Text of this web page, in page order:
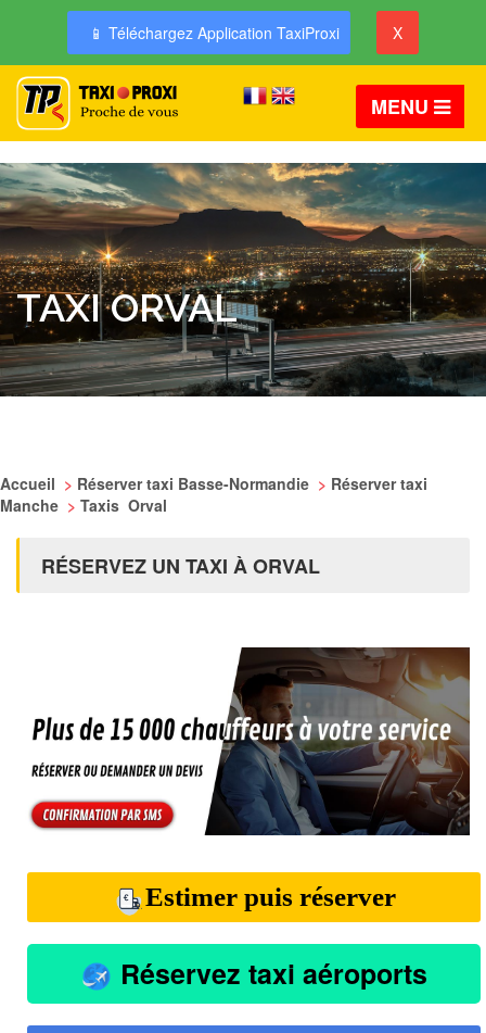
📱 Téléchargez Application TaxiProxi X
MENU
TAXI ORVAL
Accueil > Réserver taxi Basse-Normandie > Réserver taxi
Manche > Taxis Orval
RÉSERVEZ UN TAXI À ORVAL
Estimer puis réserver
Réservez taxi aéroports